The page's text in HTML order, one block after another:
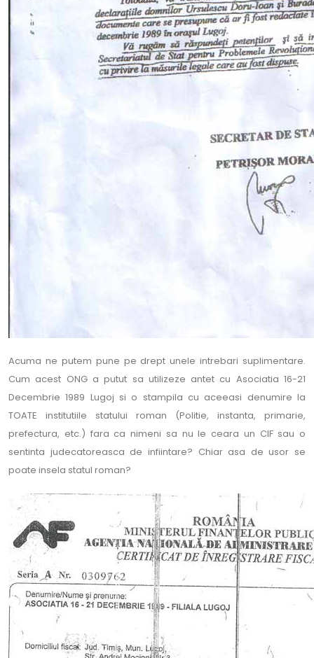
Acuma ne putem pune pe drept unele intrebari suplimentare.
Cum acest ONG a putut sa utilizeze antet cu Asociatia 16-21
Decembrie 1989 Lugoj si o stampila cu aceeasi denumire la
TOATE institutiile statului roman (Politie, instanta, primarie,
prefectura, etc.) fara ca nimeni sa nu le ceara un CIF sau o
sentinta judecatoreasca de infiintare? Chiar asa de usor se
poate insela statul roman?